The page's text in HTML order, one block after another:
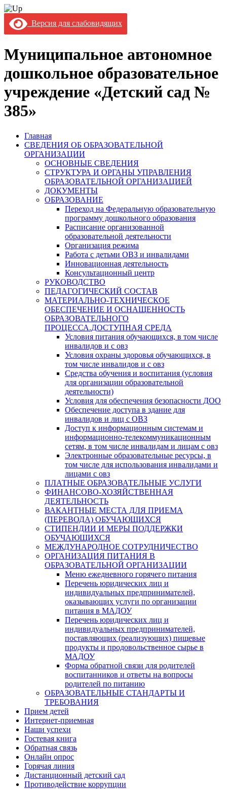
Версия для слабовидящих
Муниципальное автономное
дошкольное образовательное
учреждение «Детский сад №
385»
Главная
СВЕДЕНИЯ ОБ ОБРАЗОВАТЕЛЬНОЙ
ОРГАНИЗАЦИИ
ОСНОВНЫЕ СВЕДЕНИЯ
СТРУКТУРА И ОРГАНЫ УПРАВЛЕНИЯ
ОБРАЗОВАТЕЛЬНОЙ ОРГАНИЗАЦИЕЙ
ДОКУМЕНТЫ
ОБРАЗОВАНИЕ
Переход на Федеральную образовательную
программу дошкольного образования
Расписание организованной
образовательной деятельности
Организация режима
Работа с детьми ОВЗ и инвалидами
Инновационная деятельность
Консультационный центр
РУКОВОДСТВО
ПЕДАГОГИЧЕСКИЙ СОСТАВ
МАТЕРИАЛЬНО-ТЕХНИЧЕСКОЕ
ОБЕСПЕЧЕНИЕ И ОСНАЩЕННОСТЬ
ОБРАЗОВАТЕЛЬНОГО
ПРОЦЕССА.ДОСТУПНАЯ СРЕДА
Условия питания обучающихся, в том числе
инвалидов и с овз
Условия охраны здоровья обучающихся, в
том числе инвалидов и с овз
Средства обучения и воспитания (условия
для организации образовательной
деятельности)
Условия для обеспечения безопасности ДОО
Обеспечение доступа в здание для
инвалидов и лиц с ОВЗ
Доступ к информационным системам и
информационно-телекоммуникационным
сетям, в том числе инвалидам и лицам с овз
Электронные образовательные ресурсы, в
том числе для использования инвалидами и
лицами с овз
ПЛАТНЫЕ ОБРАЗОВАТЕЛЬНЫЕ УСЛУГИ
ФИНАНСОВО-ХОЗЯЙСТВЕННАЯ
ДЕЯТЕЛЬНОСТЬ
ВАКАНТНЫЕ МЕСТА ДЛЯ ПРИЕМА
(ПЕРЕВОДА) ОБУЧАЮЩИХСЯ
СТИПЕНДИИ И МЕРЫ ПОДДЕРЖКИ
ОБУЧАЮЩИХСЯ
МЕЖДУНАРОДНОЕ СОТРУДНИЧЕСТВО
ОРГАНИЗАЦИЯ ПИТАНИЯ В
ОБРАЗОВАТЕЛЬНОЙ ОРГАНИЗАЦИИ
Меню ежедневного горячего питания
Перечень юридических лиц и
индивидуальных предпринимателей,
оказывающих услуги по организации
питания в МАДОУ
Перечень юридических лиц и
индивидуальных предпринимателей,
поставляющих (реализующих) пищевые
продукты и продовольственное сырье в
МАДОУ
Форма обратной связи для родителей
воспитанников и ответы на вопросы
родителей по питанию
ОБРАЗОВАТЕЛЬНЫЕ СТАНДАРТЫ И
ТРЕБОВАНИЯ
Прием детей
Интернет-приемная
Наши успехи
Гостевая книга
Обратная связь
Онлайн опрос
Горячая линия
Дистанционный детский сад
Противодействие коррупции